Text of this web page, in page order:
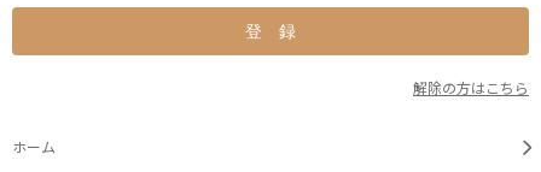
解除の方はこちら
ホーム